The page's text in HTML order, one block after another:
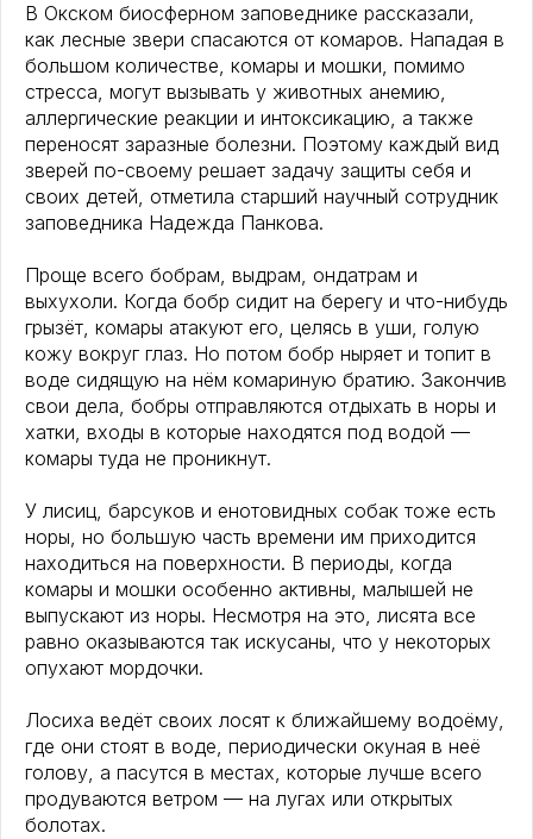
В Окском биосферном заповеднике рассказали,
как лесные звери спасаются от комаров. Нападая в
большом количестве, комары и мошки, помимо
стресса, могут вызывать у животных анемию,
аллергические реакции и интоксикацию, а также
переносят заразные болезни. Поэтому каждый вид
зверей по-своему решает задачу защиты себя и
своих детей, отметила старший научный сотрудник
заповедника Надежда Панкова.
Проще всего бобрам, выдрам, ондатрам и
выхухоли. Когда бобр сидит на берегу и что-нибудь
грызёт, комары атакуют его, целясь в уши, голую
кожу вокруг глаз. Но потом бобр ныряет и топит в
воде сидящую на нём комариную братию. Закончив
свои дела, бобры отправляются отдыхать в норы и
хатки, входы в которые находятся под водой —
комары туда не проникнут.
У лисиц, барсуков и енотовидных собак тоже есть
норы, но большую часть времени им приходится
находиться на поверхности. В периоды, когда
комары и мошки особенно активны, малышей не
выпускают из норы. Несмотря на это, лисята все
равно оказываются так искусаны, что у некоторых
опухают мордочки.
Лосиха ведёт своих лосят к ближайшему водоёму,
где они стоят в воде, периодически окуная в неё
голову, а пасутся в местах, которые лучше всего
продуваются ветром — на лугах или открытых
болотах.